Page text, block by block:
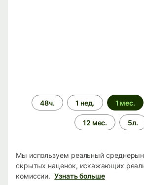
Период
времени
48ч. 1 нед. 1 мес.
12 мес. 5л.
Мы используем реальный
скрытых наценок, искажающих
комиссии. Узнать больше